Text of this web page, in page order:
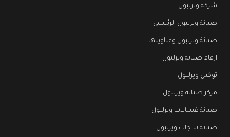
شركة ويرلبول
صيانة ويرلبول الرئيسي
صيانة ويرلبول وعناوينها
ارقام صيانة ويرلبول
توكيل ويرلبول
مركز صيانة ويرلبول
صيانة غسالات ويرلبول
صيانة ثلاجات ويرلبول